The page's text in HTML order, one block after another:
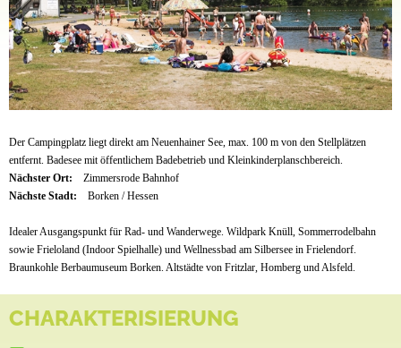
Der Campingplatz liegt direkt am Neuenhainer See, max. 100 m von den Stellplätzen
entfernt. Badesee mit öffentlichem Badebetrieb und Kleinkinderplanschbereich.
Nächster Ort:
Zimmersrode Bahnhof
Nächste Stadt:
Borken / Hessen
Idealer Ausgangspunkt für Rad- und Wanderwege. Wildpark Knüll, Sommerrodelbahn
sowie Frieloland (Indoor Spielhalle) und Wellnessbad am Silbersee in Frielendorf.
Braunkohle Berbaumuseum Borken. Altstädte von Fritzlar, Homberg und Alsfeld.
CHARAKTERISIERUNG